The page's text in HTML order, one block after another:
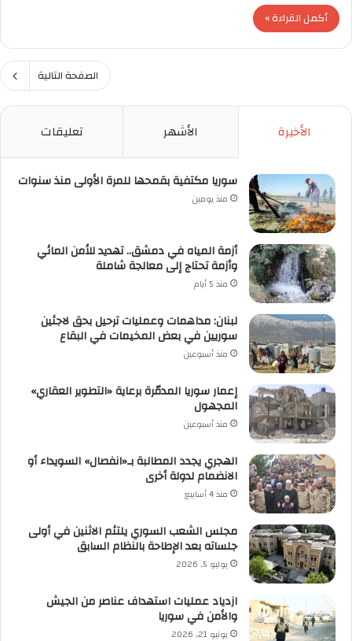
أكمل القراءة »
الصفحة التالية
الأخيرة الأشهر تعليقات
سوريا مكتفية بقمحها للمرة الأولى منذ سنوات
منذ يومين
أزمة المياه في دمشق.. تهديد للأمن المائي
وأزمة تحتاج إلى معالجة شاملة
منذ 5 أيام
لبنان: مداهمات وعمليات ترحيل بحق لاجئين
سوريين في بعض المخيمات في البقاع
منذ أسبوعين
إعمار سوريا المدمّرة برعاية «التطوير العقاري»
المجهول
منذ أسبوعين
الهجري يجدد المطالبة بـ«انفصال» السويداء أو
الانضمام لدولة أخرى
منذ 4 أسابيع
مجلس الشعب السوري يلتئم الاثنين في أولى
جلساته بعد الإطاحة بالنظام السابق
يوليو 5, 2026
ازدياد عمليات استهداف عناصر من الجيش
والأمن في سوريا
يونيو 21, 2026